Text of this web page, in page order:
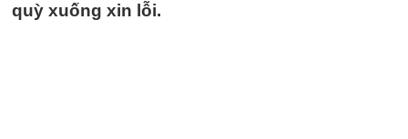
quỳ xuống xin lỗi.